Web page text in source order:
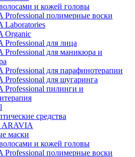
и кожей головы
Professional полимерные воски
Laboratories
Organic
Professional для лица
Professional для маникюра и
Professional для парафинотерапии
Professional для шугаринга
Professional пилинги и
средства
маски
и кожей головы
Professional полимерные воски